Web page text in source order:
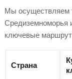
Мы осуществляем
Средиземноморья
ключевые
Страна